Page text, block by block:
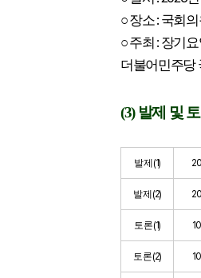
○장소: 국회
○주최 : 장기
더불어민주당
(3) 발제 및
발제 (1) 20
발제 (2) 20
토론(1) 10
토론(2) 10